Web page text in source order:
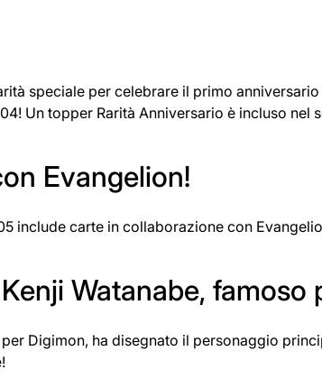
speciale per celebrare il primo
Un topper Rarità Anniversario è incluso
Evangelion!
include carte in collaborazione con
Watanabe, famoso
Digimon, ha disegnato il personaggio